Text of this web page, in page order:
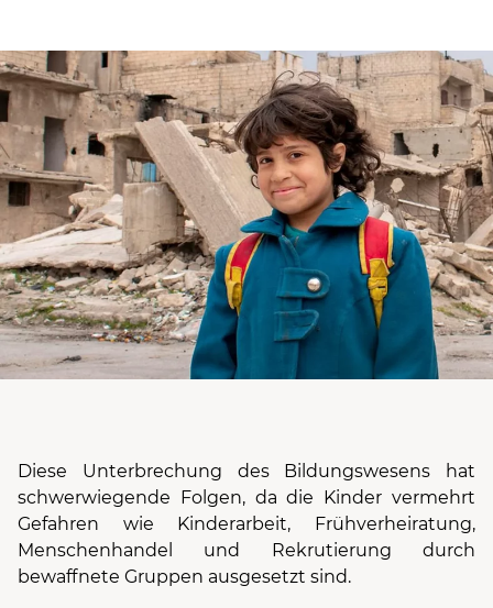
Diese Unterbrechung des Bildungswesens hat
schwerwiegende Folgen, da die Kinder vermehrt
Gefahren wie Kinderarbeit, Frühverheiratung,
Menschenhandel und Rekrutierung durch
bewaffnete Gruppen ausgesetzt sind.